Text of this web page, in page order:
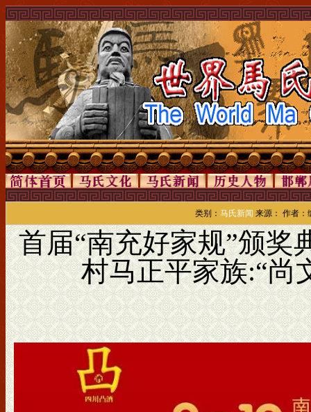
类别： 马氏新闻 来源： 作者：
首届“南充好家规”颁奖
村马正平家族:“尚